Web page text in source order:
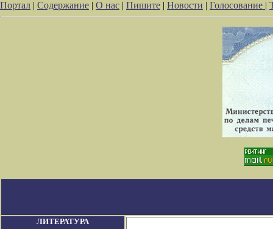
Портал | Содержание | О нас | Пишите | Новости | Голосование |
ЛИТЕРАТУРА